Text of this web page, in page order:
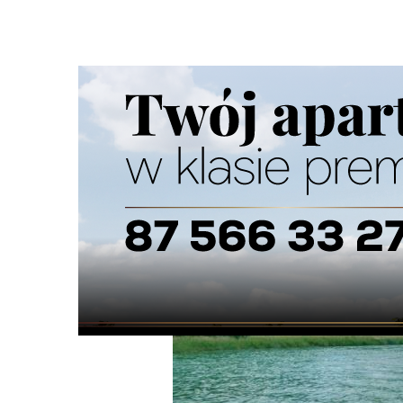
Ścieżka
nawigacyjna
Strona główna
WIADOMOŚCI Z REGIONU 04/07/2026 0 Komentarzy
Akcja ratunkowa na jeziorze Wigry.